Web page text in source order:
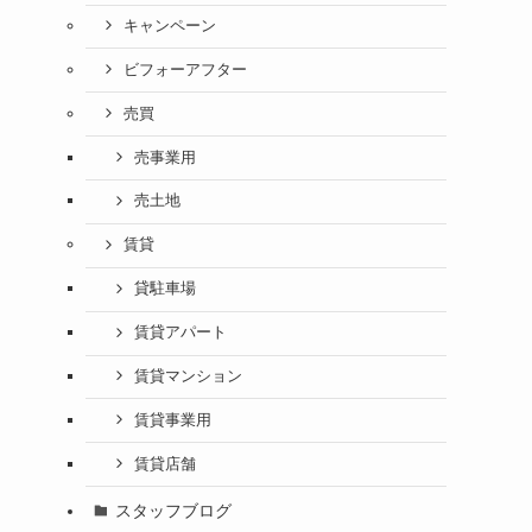
キャンペーン
ビフォーアフター
売買
売事業用
売土地
賃貸
貸駐車場
賃貸アパート
賃貸マンション
賃貸事業用
賃貸店舗
スタッフブログ